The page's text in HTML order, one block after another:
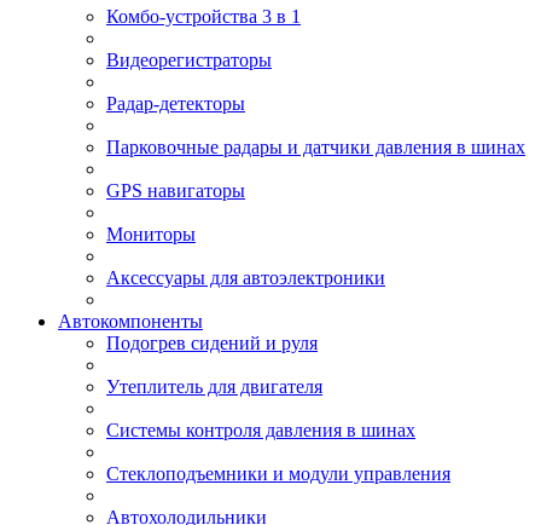
Комбо-устройства 3 в 1
Видеорегистраторы
Радар-детекторы
Парковочные радары и датчики давления в шинах
GPS навигаторы
Мониторы
Аксессуары для автоэлектроники
Автокомпоненты
Подогрев сидений и руля
Утеплитель для двигателя
Системы контроля давления в шинах
Стеклоподъемники и модули управления
Автохолодильники